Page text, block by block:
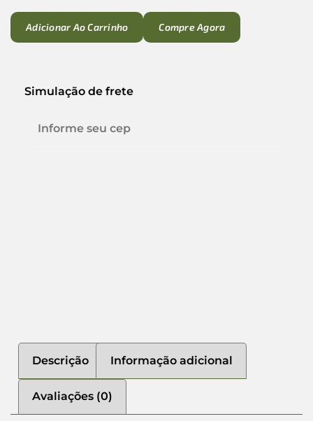
Adicionar Ao Carrinho Compre Agora
Simulação de frete
Descrição Informação adicional
Avaliações (0)